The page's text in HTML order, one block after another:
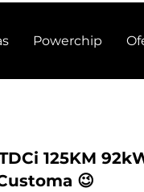
Powerchip
125KM
😉